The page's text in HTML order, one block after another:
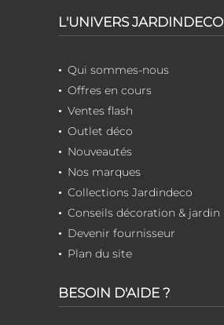
L'UNIVERS JARDINDECO
Qui sommes-nous
Offres en cours
Ventes flash
Outlet déco
Nouveautés
Nos marques
Collections Jardindeco
Conseils décoration & jardin
Devenir fournisseur
Plan du site
BESOIN D'AIDE ?